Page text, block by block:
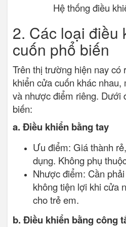
Hệ thống điều
2. Các loại điều
cuốn phổ biến
Trên thị trường hiện nay có
khiển cửa cuốn khác
và nhược điểm riêng. Dưới
biến:
a. Điều khiển bằng tay
Ưu điểm: Giá thành
dụng. Không phụ
Nhược điểm: Cần
không tiện lợi khi cửa
cho trẻ em.
b. Điều khiển bằng công